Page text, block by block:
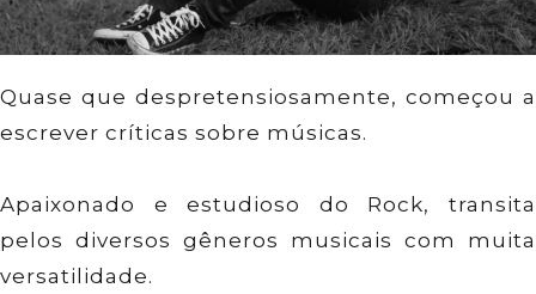
Quase que despretensiosamente, começou a
escrever críticas sobre músicas.
Apaixonado e estudioso do Rock, transita
pelos diversos gêneros musicais com muita
versatilidade.